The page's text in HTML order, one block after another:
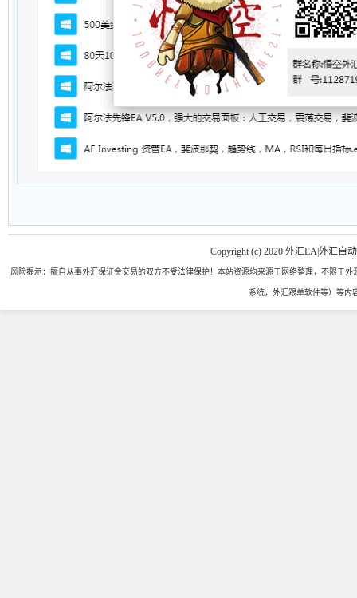
Copyright (c) 2020 外汇EA|外汇自
风险提示：擅自从事外汇保证金交易的双方不受法律保护！本站资源均来源于网络整理，不限于
系统，外汇跟单软件等）等内